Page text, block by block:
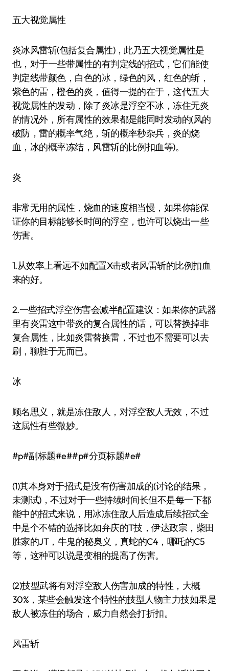
五大视觉属性
炎冰风雷斩(包括复合属性)，此乃五大视觉属性是
也，对于一些带属性的有判定线的招式，它们能使
判定线带颜色，白色的冰，绿色的风，红色的斩，
紫色的雷，橙色的炎，值得一提的在于，这代五大
视觉属性的发动，除了炎冰是浮空不冰，冻住无炎
的情况外，所有属性的效果都是能同时发动的(风的
破防，雷的概率气绝，斩的概率秒杂兵，炎的烧
血，冰的概率冻结，风雷斩的比例扣血等)。
炎
非常无用的属性，烧血的速度相当慢，如果你能保
证你的目标能够长时间的浮空，也许可以烧出一些
伤害。
1.从效率上看远不如配置X击或者风雷斩的比例扣血
来的好。
2.一些招式浮空伤害会减半配置建议：如果你的武器
里有炎雷这中带炎的复合属性的话，可以替换掉非
复合属性，比如炎雷替换雷，不过也不需要可以去
刷，聊胜于无而已。
冰
顾名思义，就是冻住敌人，对浮空敌人无效，不过
这属性有些微妙。
#p#副标题#e##p#分页标题#e#
(1)其本身对于招式是没有伤害加成的(讨论的结果，
未测试)，不过对于一些持续时间长但不是每一下都
能中的招式来说，用冰冻住敌人后造成后续招式全
中是个不错的选择比如弁庆的T技，伊达政宗，柴田
胜家的JT，牛鬼的秘奥义，真蛇的C4，哪吒的C5
等，这种可以说是变相的提高了伤害。
(2)技型武将有对浮空敌人伤害加成的特性，大概
30%，某些会触发这个特性的技型人物主力技如果是
敌人被冻住的场合，威力自然会打折扣。
风雷斩